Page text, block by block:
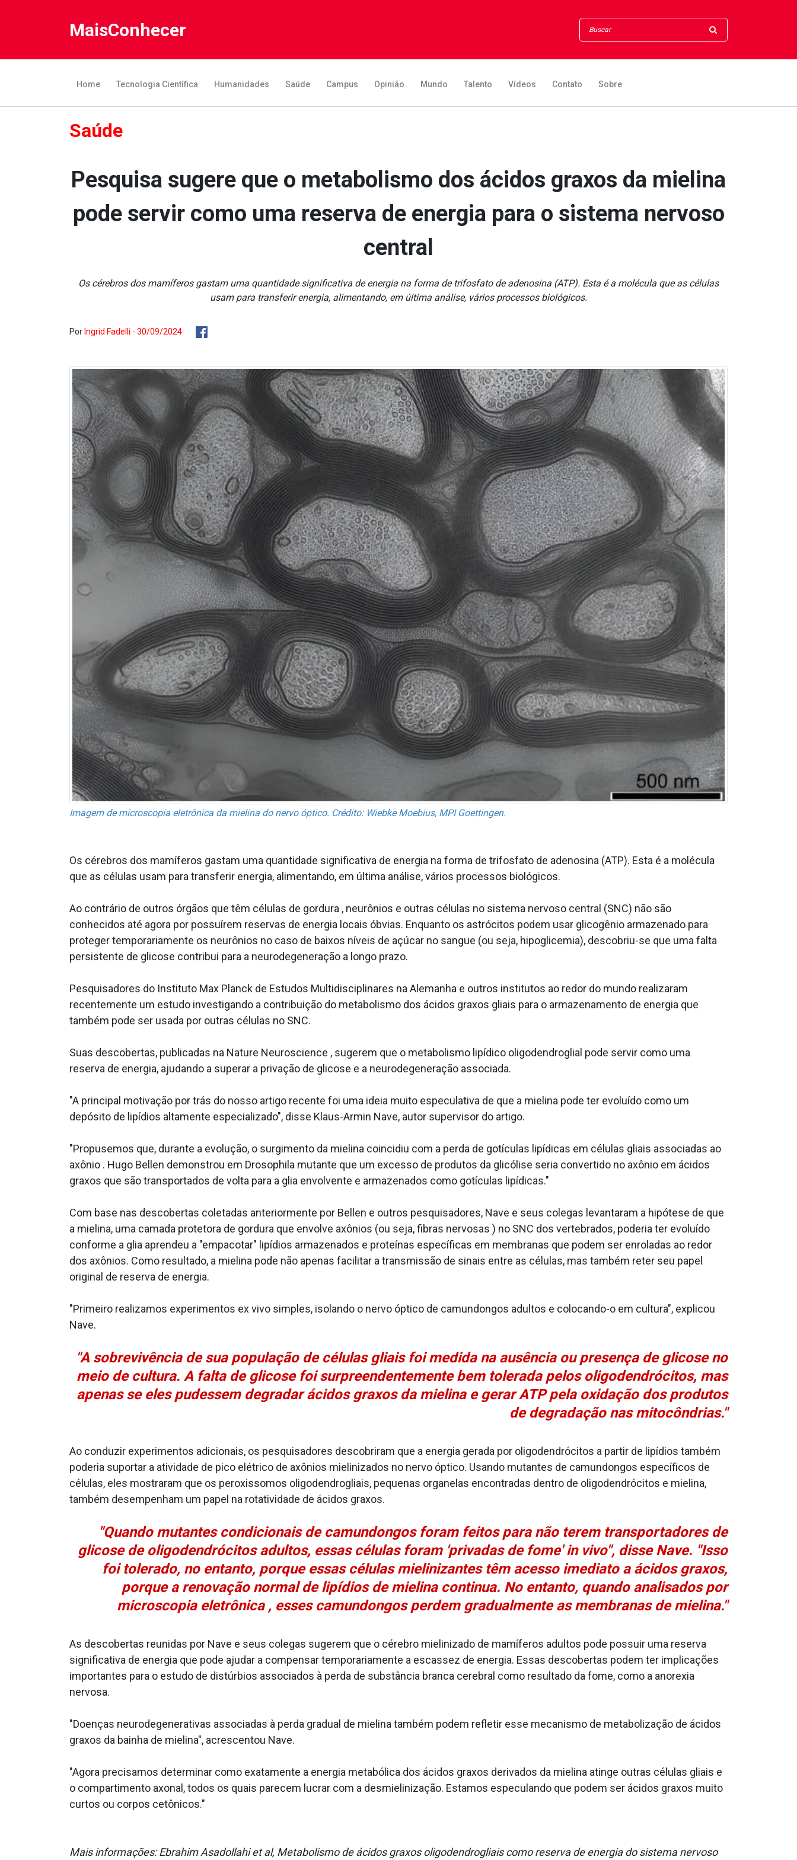
MaisConhecer
Home Tecnologia Científica Humanidades Saúde Campus Opinião Mundo Talento Vídeos Contato Sobre
Saúde
Pesquisa sugere que o metabolismo dos ácidos graxos da mielina
pode servir como uma reserva de energia para o sistema nervoso
central
Os cérebros dos mamíferos gastam uma quantidade significativa de energia na forma de trifosfato de adenosina (ATP). Esta é a molécula que as células
usam para transferir energia, alimentando, em última análise, vários processos biológicos.
Por Ingrid Fadelli - 30/09/2024
Imagem de microscopia eletrônica da mielina do nervo óptico. Crédito: Wiebke Moebius, MPI Goettingen.
Os cérebros dos mamíferos gastam uma quantidade significativa de energia na forma de trifosfato de adenosina (ATP). Esta é a molécula
que as células usam para transferir energia, alimentando, em última análise, vários processos biológicos.
Ao contrário de outros órgãos que têm células de gordura , neurônios e outras células no sistema nervoso central (SNC) não são
conhecidos até agora por possuírem reservas de energia locais óbvias. Enquanto os astrócitos podem usar glicogênio armazenado para
proteger temporariamente os neurônios no caso de baixos níveis de açúcar no sangue (ou seja, hipoglicemia), descobriu-se que uma falta
persistente de glicose contribui para a neurodegeneração a longo prazo.
Pesquisadores do Instituto Max Planck de Estudos Multidisciplinares na Alemanha e outros institutos ao redor do mundo realizaram
recentemente um estudo investigando a contribuição do metabolismo dos ácidos graxos gliais para o armazenamento de energia que
também pode ser usada por outras células no SNC.
Suas descobertas, publicadas na Nature Neuroscience , sugerem que o metabolismo lipídico oligodendroglial pode servir como uma
reserva de energia, ajudando a superar a privação de glicose e a neurodegeneração associada.
"A principal motivação por trás do nosso artigo recente foi uma ideia muito especulativa de que a mielina pode ter evoluído como um
depósito de lipídios altamente especializado", disse Klaus-Armin Nave, autor supervisor do artigo.
"Propusemos que, durante a evolução, o surgimento da mielina coincidiu com a perda de gotículas lipídicas em células gliais associadas ao
axônio . Hugo Bellen demonstrou em Drosophila mutante que um excesso de produtos da glicólise seria convertido no axônio em ácidos
graxos que são transportados de volta para a glia envolvente e armazenados como gotículas lipídicas."
Com base nas descobertas coletadas anteriormente por Bellen e outros pesquisadores, Nave e seus colegas levantaram a hipótese de que
a mielina, uma camada protetora de gordura que envolve axônios (ou seja, fibras nervosas ) no SNC dos vertebrados, poderia ter evoluído
conforme a glia aprendeu a "empacotar" lipídios armazenados e proteínas específicas em membranas que podem ser enroladas ao redor
dos axônios. Como resultado, a mielina pode não apenas facilitar a transmissão de sinais entre as células, mas também reter seu papel
original de reserva de energia.
"Primeiro realizamos experimentos ex vivo simples, isolando o nervo óptico de camundongos adultos e colocando-o em cultura", explicou
Nave.
"A sobrevivência de sua população de células gliais foi medida na ausência ou presença de glicose no
meio de cultura. A falta de glicose foi surpreendentemente bem tolerada pelos oligodendrócitos, mas
apenas se eles pudessem degradar ácidos graxos da mielina e gerar ATP pela oxidação dos produtos
de degradação nas mitocôndrias."
Ao conduzir experimentos adicionais, os pesquisadores descobriram que a energia gerada por oligodendrócitos a partir de lipídios também
poderia suportar a atividade de pico elétrico de axônios mielinizados no nervo óptico. Usando mutantes de camundongos específicos de
células, eles mostraram que os peroxissomos oligodendrogliais, pequenas organelas encontradas dentro de oligodendrócitos e mielina,
também desempenham um papel na rotatividade de ácidos graxos.
"Quando mutantes condicionais de camundongos foram feitos para não terem transportadores de
glicose de oligodendrócitos adultos, essas células foram 'privadas de fome' in vivo", disse Nave. "Isso
foi tolerado, no entanto, porque essas células mielinizantes têm acesso imediato a ácidos graxos,
porque a renovação normal de lipídios de mielina continua. No entanto, quando analisados por
microscopia eletrônica , esses camundongos perdem gradualmente as membranas de mielina."
As descobertas reunidas por Nave e seus colegas sugerem que o cérebro mielinizado de mamíferos adultos pode possuir uma reserva
significativa de energia que pode ajudar a compensar temporariamente a escassez de energia. Essas descobertas podem ter implicações
importantes para o estudo de distúrbios associados à perda de substância branca cerebral como resultado da fome, como a anorexia
nervosa.
"Doenças neurodegenerativas associadas à perda gradual de mielina também podem refletir esse mecanismo de metabolização de ácidos
graxos da bainha de mielina", acrescentou Nave.
"Agora precisamos determinar como exatamente a energia metabólica dos ácidos graxos derivados da mielina atinge outras células gliais e
o compartimento axonal, todos os quais parecem lucrar com a desmielinização. Estamos especulando que podem ser ácidos graxos muito
curtos ou corpos cetônicos."
Mais informações: Ebrahim Asadollahi et al, Metabolismo de ácidos graxos oligodendrogliais como reserva de energia do sistema nervoso